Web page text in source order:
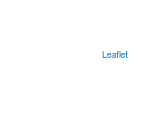
Leaflet